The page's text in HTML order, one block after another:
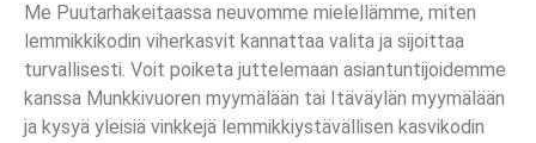
Me Puutarhakeitaassa neuvomme mielellämme, miten
lemmikkikodin viherkasvit kannattaa valita ja sijoittaa
turvallisesti. Voit poiketa juttelemaan asiantuntijoidemme
kanssa Munkkivuoren myymälään tai Itäväylän myymälään
ja kysyä yleisiä vinkkejä lemmikkiystävällisen kasvikodin